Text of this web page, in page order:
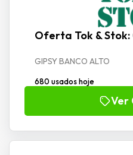
Oferta Tok & Stok:
GIPSY BANCO ALTO
680 usados hoje
Ver